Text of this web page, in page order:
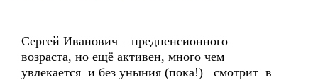
Сергей Иванович – предпенсионного
возраста, но ещё активен, много чем
увлекается и без уныния (пока!) смотрит в